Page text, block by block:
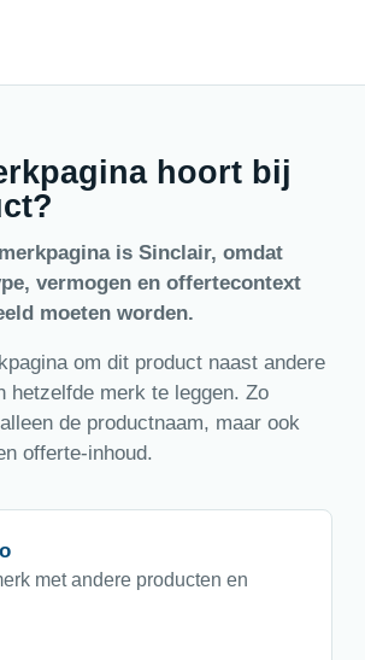
hoort bij
is Sinclair, omdat
vermogen en offertecontext
moeten worden.
om dit product naast andere
hetzelfde merk te leggen. Zo
de productnaam, maar ook
offerte-inhoud.
met andere producten en